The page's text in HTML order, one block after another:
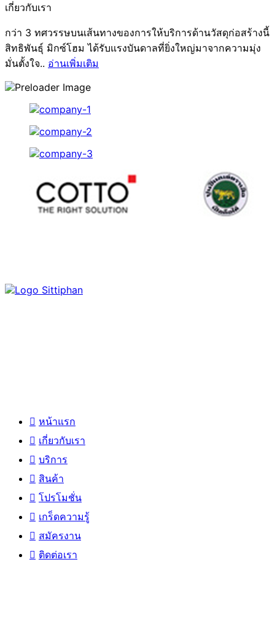
เกี่ยวกับเรา
กว่า 3 ทศวรรษบนเส้นทางของการให้บริการด้านวัสดุก่อสร้างนี้
สิทธิพันธุ์ มิกซ์โฮม ได้รับแรงบันดาลที่ยิ่งใหญ่มาจากความมุ่ง
มั่นตั้งใจ.. อ่านเพิ่มเติม
หน้าแรก
เกี่ยวกับเรา
บริการ
สินค้า
โปรโมชั่น
เกร็ดความรู้
สมัครงาน
ติดต่อเรา